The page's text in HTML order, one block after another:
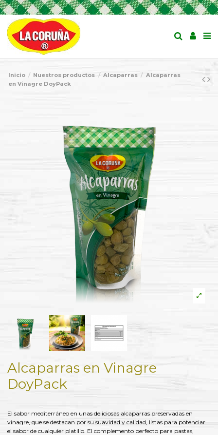
Inicio Nuestros productos Alcaparras
Alcaparras
en Vinagre DoyPack
Alcaparras en Vinagre
DoyPack
El sabor mediterráneo en unas deliciosas alcaparras preservadas en
vinagre, que se destacan por su suavidad y calidad, listas para potenciar
el sabor de cualquier platillo. El complemento perfecto para pastas,